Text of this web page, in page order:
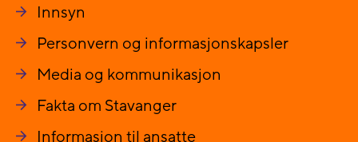
Innsyn
Personvern og informasjonskapsler
Media og kommunikasjon
Fakta om Stavanger
Informasjon til ansatte